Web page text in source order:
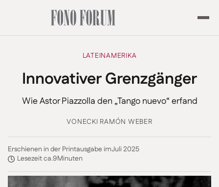
LATEINAMERIKA
Innovativer Grenzgänger
Wie Astor Piazzolla den „Tango nuevo“ erfand
VONECKI RAMÓN WEBER
Erschienen in der Printausgabe imJuli 2025
Lesezeit ca.9Minuten